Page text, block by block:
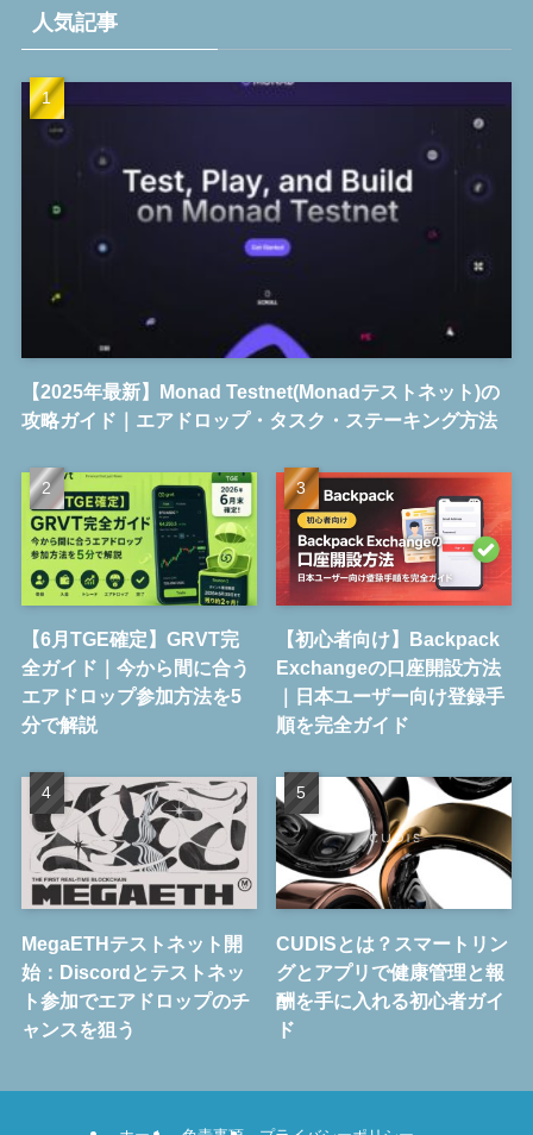
人気記事
【2025年最新】Monad Testnet(Monadテストネット)の
攻略ガイド｜エアドロップ・タスク・ステーキング方法
【6月TGE確定】GRVT完
全ガイド｜今から間に合う
エアドロップ参加方法を5
分で解説
【初心者向け】Backpack
Exchangeの口座開設方法
｜日本ユーザー向け登録手
順を完全ガイド
MegaETHテストネット開
始：Discordとテストネッ
ト参加でエアドロップのチ
ャンスを狙う
CUDISとは？スマートリン
グとアプリで健康管理と報
酬を手に入れる初心者ガイ
ド